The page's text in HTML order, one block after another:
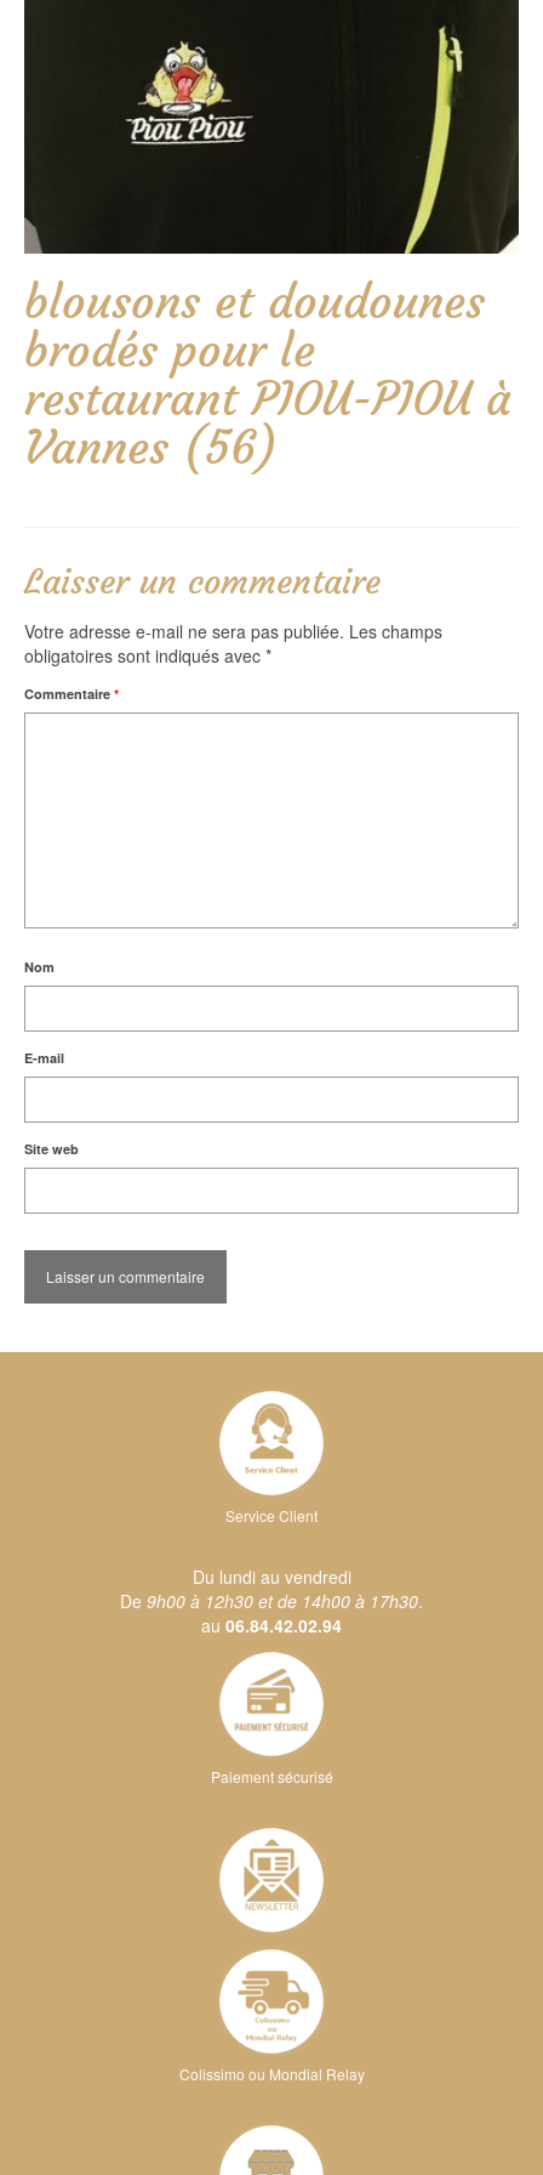
blousons et doudounes
brodés pour le
restaurant PIOU-PIOU à
Vannes (56)
Laisser un commentaire
Votre adresse e-mail ne sera pas publiée. Les champs
obligatoires sont indiqués avec *
Commentaire *
Nom
E-mail
Site web
Service Client
Du lundi au vendredi
De 9h00 à 12h30 et de 14h00 à 17h30.
au 06.84.42.02.94
Paiement sécurisé
Colissimo ou Mondial Relay